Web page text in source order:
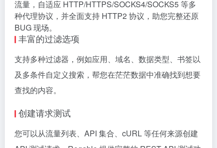
流量，自适应 HTTP/HTTPS/SOCKS4/SOCKS5 等多
种代理协议，并全面支持 HTTP2 协议，助您完整还原
BUG 现场。
丰富的过滤选项
支持多种过滤器，例如应用、域名、数据类型、书签以
及多条件自定义搜索，帮您在茫茫数据中准确找到想要
查找的内容。
创建请求测试
您可以从流量列表、API 集合、cURL 等任何来源创建